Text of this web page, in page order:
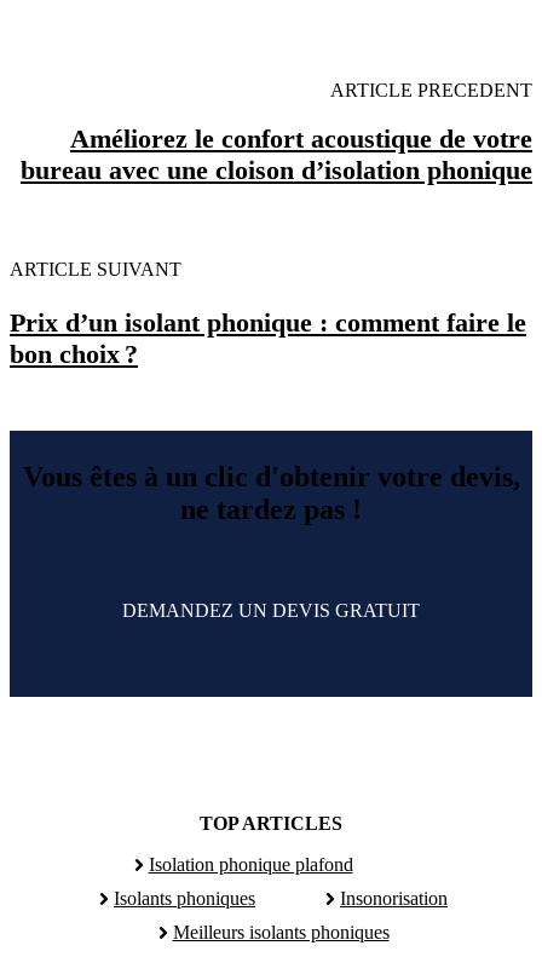
ARTICLE PRECEDENT
Améliorez le confort acoustique de votre
bureau avec une cloison d’isolation phonique
ARTICLE SUIVANT
Prix d’un isolant phonique : comment faire le
bon choix ?
Vous êtes à un clic d'obtenir votre devis,
ne tardez pas !
DEMANDEZ UN DEVIS GRATUIT
TOP ARTICLES
Isolation phonique plafond
Isolants phoniques
Insonorisation
Meilleurs isolants phoniques